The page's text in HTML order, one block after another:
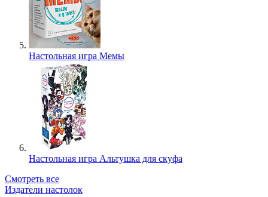
Настольная игра Мемы
Настольная игра Альтушка для скуфа
Смотреть все
Издатели настолок